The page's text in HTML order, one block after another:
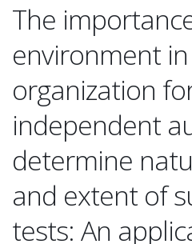
The
environment
organization
independent
determine
and extent of
tests: An